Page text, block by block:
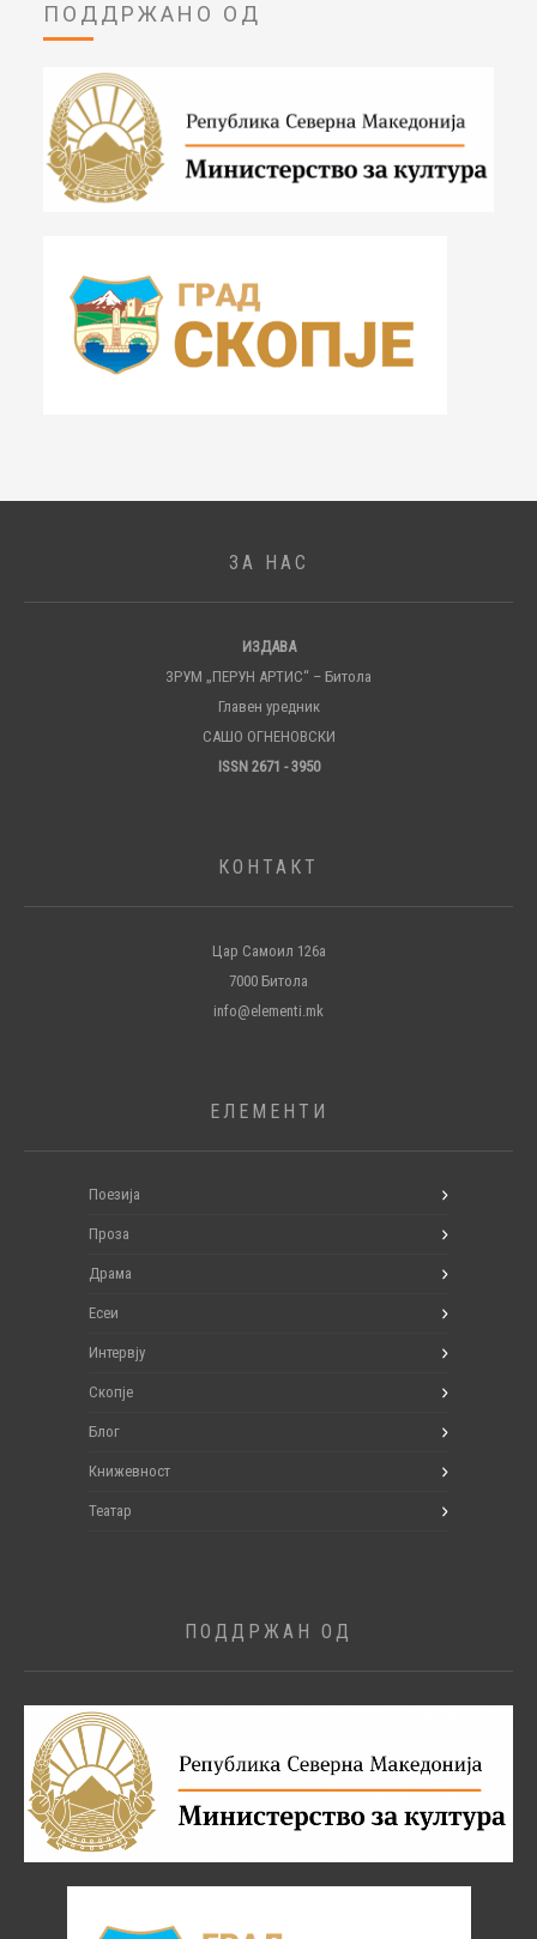
ПОДДРЖАНО ОД
ЗА НАС
ИЗДАВА
ЗРУМ „ПЕРУН АРТИС“ – Битола
Главен уредник
САШО ОГНЕНОВСКИ
ISSN 2671 - 3950
КОНТАКТ
Цар Самоил 126а
7000 Битола
info@elementi.mk
ЕЛЕМЕНТИ
Поезија
Проза
Драма
Есеи
Интервју
Скопје
Блог
Книжевност
Театар
ПОДДРЖАН ОД